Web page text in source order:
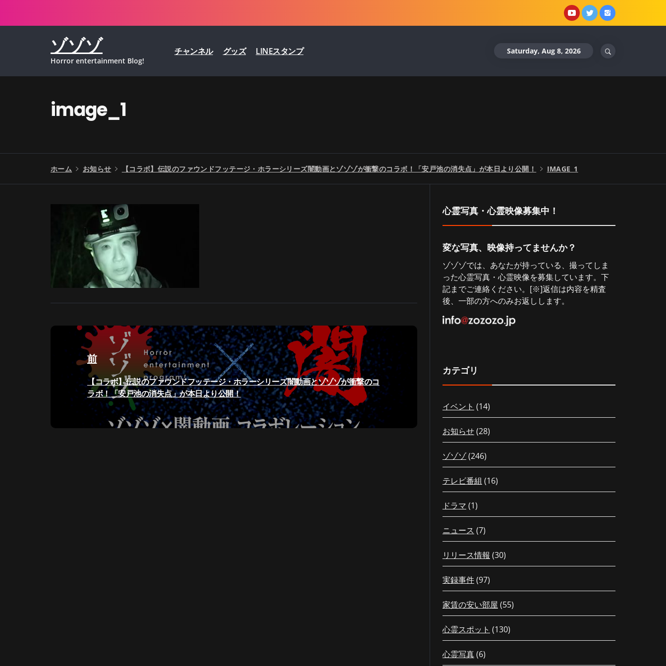
テ
ス
YouTube
X Instagram
ゾゾゾ
Horror entertainment Blog!
チャンネル グッズ LINEスタンプ Saturday, Aug 8, 2026
image_1
ホーム お知らせ 【コラボ】伝説のファウンドフッテージ・ホラーシリーズ闇動画とゾゾゾが衝撃のコラボ！「安戸池の消失点」が本日より公開！ IMAGE_1
前
過
去
の
【コラボ】伝説のファウンドフッテージ・ホラーシリーズ闇動画とゾゾゾが衝撃のコ
ラボ！「安戸池の消失点」が本日より公開！
心霊写真・心霊映像募集中！
変な写真、映像持ってませんか？
ゾゾゾでは、あなたが持っている、撮ってしま
った心霊写真・心霊映像を募集しています。下
記までご連絡ください。[※]返信は内容を精査
後、一部の方へのみお返しします。
カテゴリ
イベント (14)
お知らせ(28)
ゾゾゾ(246)
テレビ番組 (16)
ドラマ (1)
ニュース (7)
リリース情報 (30)
実録事件(97)
家賃の安い部屋 (55)
心霊スポット (130)
心霊写真(6)